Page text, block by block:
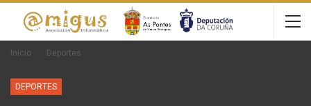
Inicio Deportes
DEPORTES